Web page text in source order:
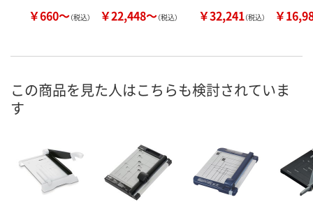
￥660～（税込） ￥22,448～（税込） ￥32,241（税込） ￥
この商品を見た人はこちらも検討されていま
す